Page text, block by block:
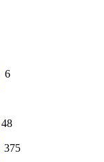
6
48
375